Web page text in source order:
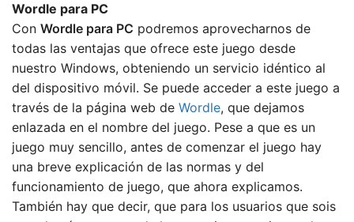
Wordle para PC
Con Wordle para PC podremos aprovecharnos de
todas las ventajas que ofrece este juego desde
nuestro Windows, obteniendo un servicio idéntico al
del dispositivo móvil. Se puede acceder a este juego a
través de la página web de Wordle, que dejamos
enlazada en el nombre del juego. Pese a que es un
juego muy sencillo, antes de comenzar el juego hay
una breve explicación de las normas y del
funcionamiento de juego, que ahora explicamos.
También hay que decir, que para los usuarios que sois